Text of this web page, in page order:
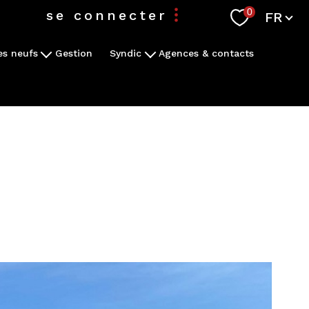
se connecter
espace propriétaire
espace syndic
0 FR
neufs Gestion Syndic Agences & contacts